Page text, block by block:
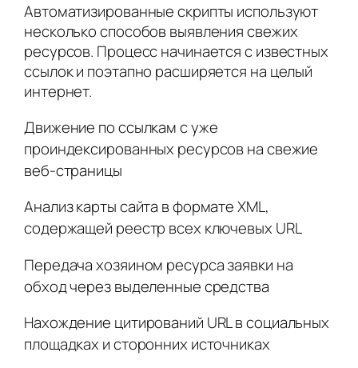
Автоматизированные скрипты используют
несколько способов выявления свежих
ресурсов. Процесс начинается с известных
ссылок и поэтапно расширяется на целый
интернет.
Движение по ссылкам с уже
проиндексированных ресурсов на свежие
веб-страницы
Анализ карты сайта в формате XML,
содержащей реестр всех ключевых URL
Передача хозяином ресурса заявки на
обход через выделенные средства
Нахождение цитирований URL в социальных
площадках и сторонних источниках